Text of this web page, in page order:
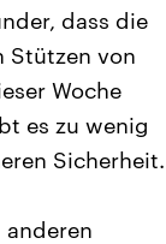
dass die
Stützen von
Woche
es zu wenig
Sicherheit.
anderen